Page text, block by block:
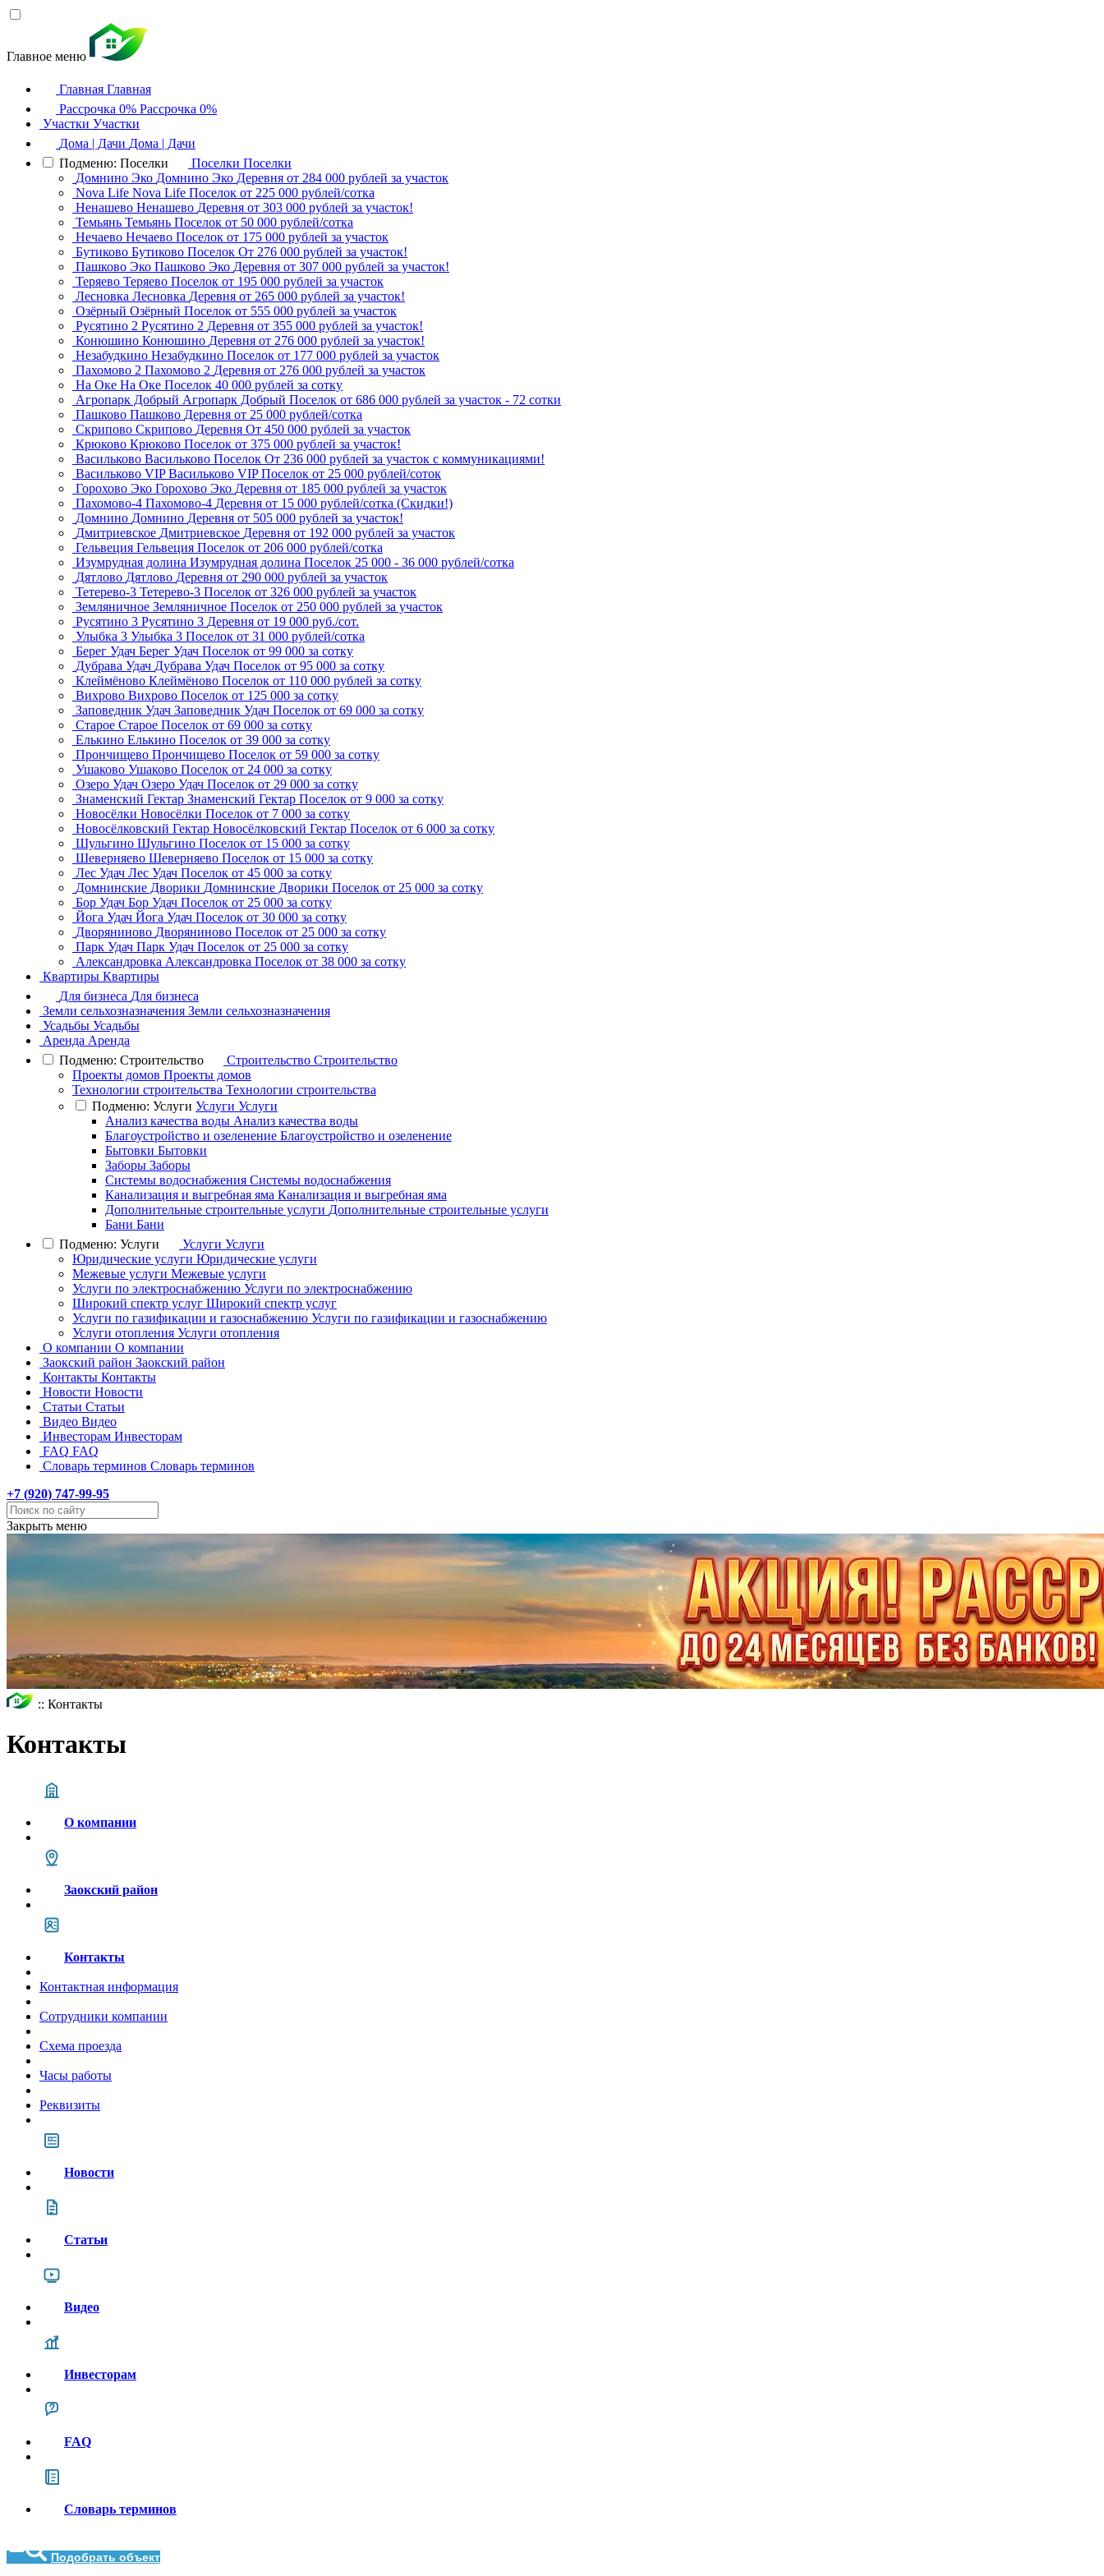
Главное меню
Главная Главная
Рассрочка 0% Рассрочка 0%
Участки Участки
Дома | Дачи Дома | Дачи
Подменю: Поселки
Поселки Поселки
Домнино Эко Домнино Эко Деревня от 284 000 рублей за участок
Nova Life Nova Life Поселок от 225 000 рублей/сотка
Ненашево Ненашево Деревня от 303 000 рублей за участок!
Темьянь Темьянь Поселок от 50 000 рублей/сотка
Нечаево Нечаево Поселок от 175 000 рублей за участок
Бутиково Бутиково Поселок От 276 000 рублей за участок!
Пашково Эко Пашково Эко Деревня от 307 000 рублей за участок!
Теряево Теряево Поселок от 195 000 рублей за участок
Лесновка Лесновка Деревня от 265 000 рублей за участок!
Озёрный Озёрный Поселок от 555 000 рублей за участок
Русятино 2 Русятино 2 Деревня от 355 000 рублей за участок!
Конюшино Конюшино Деревня от 276 000 рублей за участок!
Незабудкино Незабудкино Поселок от 177 000 рублей за участок
Пахомово 2 Пахомово 2 Деревня от 276 000 рублей за участок
На Оке На Оке Поселок 40 000 рублей за сотку
Агропарк Добрый Агропарк Добрый Поселок от 686 000 рублей за участок - 72 сотки
Пашково Пашково Деревня от 25 000 рублей/сотка
Скрипово Скрипово Деревня От 450 000 рублей за участок
Крюково Крюково Поселок от 375 000 рублей за участок!
Васильково Васильково Поселок От 236 000 рублей за участок с коммуникациями!
Васильково VIP Васильково VIP Поселок от 25 000 рублей/соток
Горохово Эко Горохово Эко Деревня от 185 000 рублей за участок
Пахомово-4 Пахомово-4 Деревня от 15 000 рублей/сотка (Скидки!)
Домнино Домнино Деревня от 505 000 рублей за участок!
Дмитриевское Дмитриевское Деревня от 192 000 рублей за участок
Гельвеция Гельвеция Поселок от 206 000 рублей/сотка
Изумрудная долина Изумрудная долина Поселок 25 000 - 36 000 рублей/сотка
Дятлово Дятлово Деревня от 290 000 рублей за участок
Тетерево-3 Тетерево-3 Поселок от 326 000 рублей за участок
Земляничное Земляничное Поселок от 250 000 рублей за участок
Русятино 3 Русятино 3 Деревня от 19 000 руб./сот.
Улыбка 3 Улыбка 3 Поселок от 31 000 рублей/сотка
Берег Удач Берег Удач Поселок от 99 000 за сотку
Дубрава Удач Дубрава Удач Поселок от 95 000 за сотку
Клеймёново Клеймёново Поселок от 110 000 рублей за сотку
Вихрово Вихрово Поселок от 125 000 за сотку
Заповедник Удач Заповедник Удач Поселок от 69 000 за сотку
Старое Старое Поселок от 69 000 за сотку
Елькино Елькино Поселок от 39 000 за сотку
Прончищево Прончищево Поселок от 59 000 за сотку
Ушаково Ушаково Поселок от 24 000 за сотку
Озеро Удач Озеро Удач Поселок от 29 000 за сотку
Знаменский Гектар Знаменский Гектар Поселок от 9 000 за сотку
Новосёлки Новосёлки Поселок от 7 000 за сотку
Новосёлковский Гектар Новосёлковский Гектар Поселок от 6 000 за сотку
Шульгино Шульгино Поселок от 15 000 за сотку
Шеверняево Шеверняево Поселок от 15 000 за сотку
Лес Удач Лес Удач Поселок от 45 000 за сотку
Домнинские Дворики Домнинские Дворики Поселок от 25 000 за сотку
Бор Удач Бор Удач Поселок от 25 000 за сотку
Йога Удач Йога Удач Поселок от 30 000 за сотку
Дворяниново Дворяниново Поселок от 25 000 за сотку
Парк Удач Парк Удач Поселок от 25 000 за сотку
Александровка Александровка Поселок от 38 000 за сотку
Квартиры Квартиры
Для бизнеса Для бизнеса
Земли сельхозназначения Земли сельхозназначения
Усадьбы Усадьбы
Аренда Аренда
Подменю: Строительство
Строительство Строительство
Проекты домов Проекты домов
Технологии строительства Технологии строительства
Подменю: Услуги Услуги Услуги
Анализ качества воды Анализ качества воды
Благоустройство и озеленение Благоустройство и озеленение
Бытовки Бытовки
Заборы Заборы
Системы водоснабжения Системы водоснабжения
Канализация и выгребная яма Канализация и выгребная яма
Дополнительные строительные услуги Дополнительные строительные услуги
Бани Бани
Подменю: Услуги
Услуги Услуги
Юридические услуги Юридические услуги
Межевые услуги Межевые услуги
Услуги по электроснабжению Услуги по электроснабжению
Широкий спектр услуг Широкий спектр услуг
Услуги по газификации и газоснабжению Услуги по газификации и газоснабжению
Услуги отопления Услуги отопления
О компании О компании
Заокский район Заокский район
Контакты Контакты
Новости Новости
Статьи Статьи
Видео Видео
Инвесторам Инвесторам
FAQ FAQ
Словарь терминов Словарь терминов
+7 (920) 747-99-95
Закрыть меню
:: Контакты
Контакты
О компании
Заокский район
Контакты
Контактная информация
Сотрудники компании
Схема проезда
Часы работы
Реквизиты
Новости
Статьи
Видео
Инвесторам
FAQ
Словарь терминов
Подобрать объект